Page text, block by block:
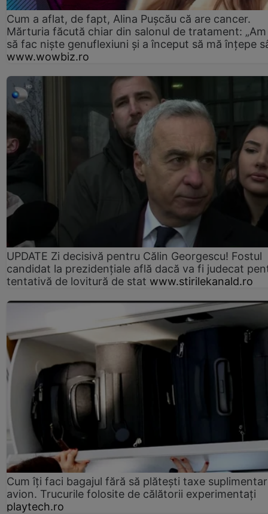
Cum a aflat, de fapt, Alina Pușcău că are cancer.
Mărturia făcută chiar din salonul de tratament:
să fac niște genuflexiuni și a început să mă înțepe
www.wowbiz.ro
UPDATE Zi decisivă pentru Călin Georgescu! Fostul
candidat la prezidențiale află dacă va fi judecat
tentativă de lovitură de stat www.stirilekanald.ro
Cum îți faci bagajul fără să plătești taxe
avion. Trucurile folosite de călătorii experimentați
playtech.ro